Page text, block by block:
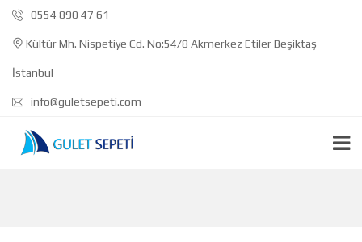
0554 890 47 61
Kültür Mh. Nispetiye Cd. No:54/8 Akmerkez Etiler Beşiktaş
İstanbul
info@guletsepeti.com